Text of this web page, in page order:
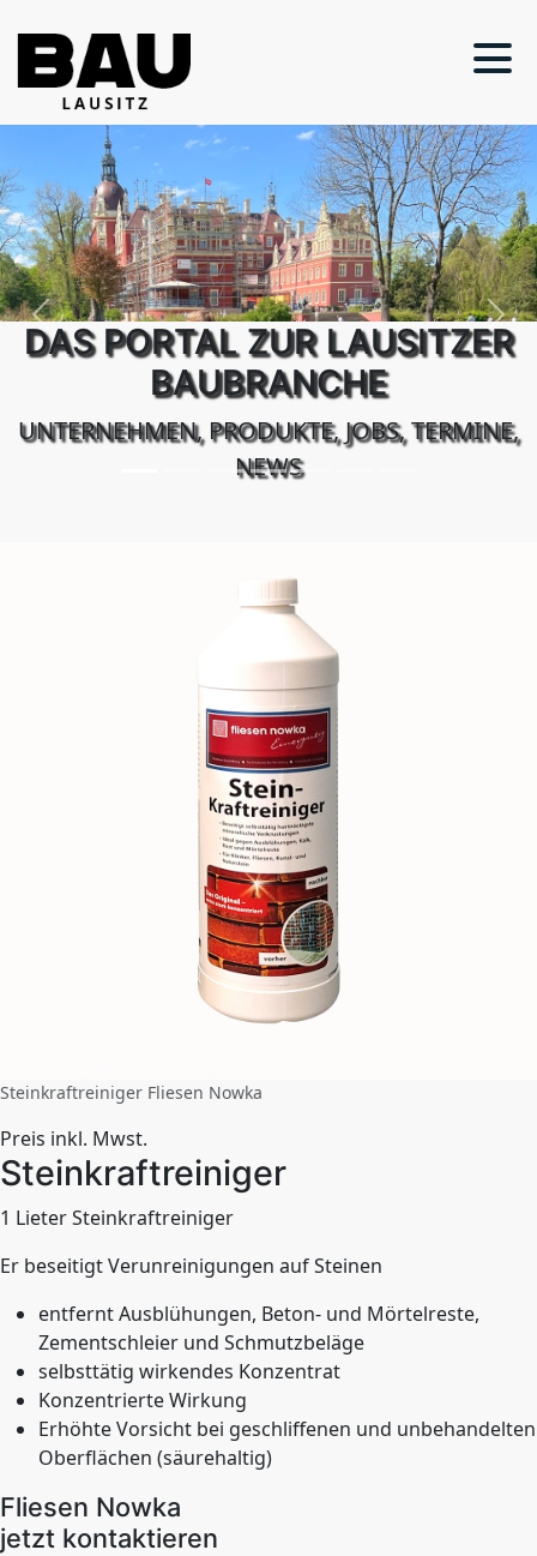
DAS PORTAL ZUR LAUSITZER
BAUBRANCHE
UNTERNEHMEN, PRODUKTE, JOBS, TERMINE,
NEWS
Previous Next
Steinkraftreiniger Fliesen Nowka
Preis inkl. Mwst.
Steinkraftreiniger
1 Lieter Steinkraftreiniger
Er beseitigt Verunreinigungen auf Steinen
entfernt Ausblühungen, Beton- und Mörtelreste,
Zementschleier und Schmutzbeläge
selbsttätig wirkendes Konzentrat
Konzentrierte Wirkung
Erhöhte Vorsicht bei geschliffenen und unbehandelten
Oberflächen (säurehaltig)
Fliesen Nowka
jetzt kontaktieren